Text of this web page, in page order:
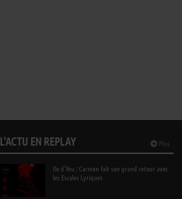
Plus
L'ACTU EN REPLAY
Ile d’Yeu : Carmen fait son grand retour avec
les Escales Lyriques